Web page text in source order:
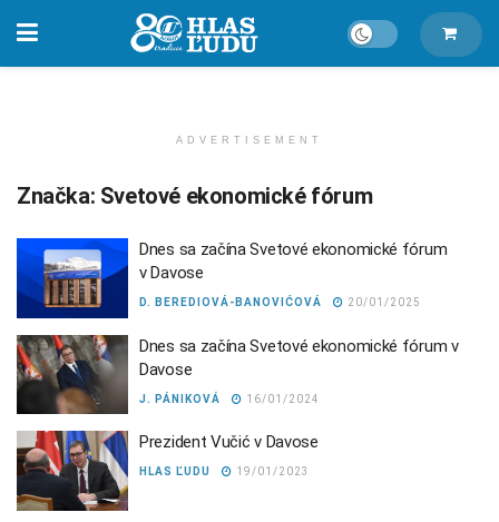
ADVERTISEMENT
Značka: Svetové ekonomické fórum
Dnes sa začína Svetové ekonomické fórum
v Davose
D. BEREDIOVÁ-BANOVIĆOVÁ 20/01/2025
Dnes sa začína Svetové ekonomické fórum v
Davose
J. PÁNIKOVÁ 16/01/2024
Prezident Vučić v Davose
HLAS ĽUDU 19/01/2023